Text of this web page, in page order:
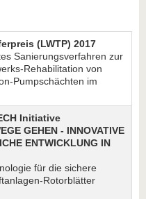
(LWTP) 2017
Sanierungsverfahren zur
Rehabilitation von
Pumpschächten im
Initiative
GEHEN - INNOVATIVE
ENTWICKLUNG IN
für die sichere
Rotorblätter